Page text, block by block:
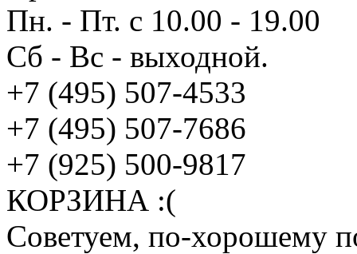
Пн. - Пт. с 10.00 - 19.00
Сб - Вс - выходной.
+7 (495) 507-4533
+7 (495) 507-7686
+7 (925) 500-9817
КОРЗИНА :(
Советуем, по-хорошему